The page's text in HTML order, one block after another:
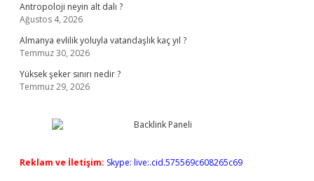
Antropoloji neyin alt dalı ?
Ağustos 4, 2026
Almanya evlilik yoluyla vatandaşlık kaç yıl ?
Temmuz 30, 2026
Yüksek şeker sınırı nedir ?
Temmuz 29, 2026
Reklam ve İletişim: Skype: live:.cid.575569c608265c69